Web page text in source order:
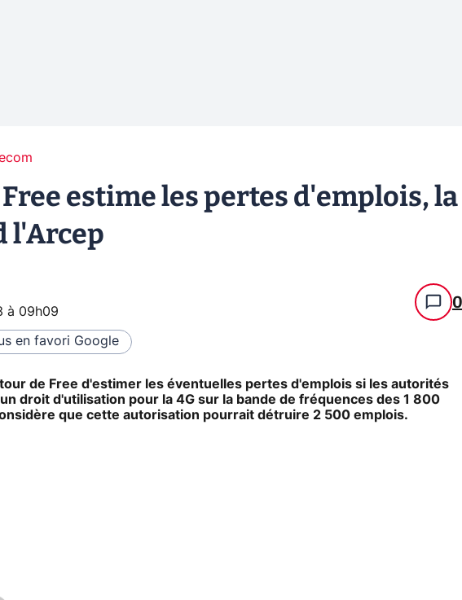
estime les pertes d'emplois, la
l'Arcep
à 09h09 0
en favori Google
de Free d'estimer les éventuelles pertes d'emplois si les autorités
droit d'utilisation pour la 4G sur la bande de fréquences des 1 800
que cette autorisation pourrait détruire 2 500 emplois.